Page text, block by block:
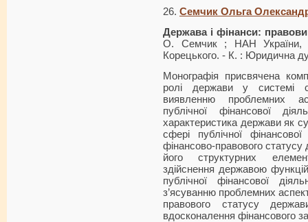
26. Семчик Ольга
Держава і фінанси:
О. Семчик ; НАН України,
Корецького. - К. : Юридична
Монографія присвячена
ролі держави у системі
виявленню проблемних
публічної фінансової
характеристика держави як
сфері публічної
фінансово-правового
його структурних
здійснення державою
публічної фінансової
з’ясуванню проблемних
правового статусу
вдосконалення фінансового